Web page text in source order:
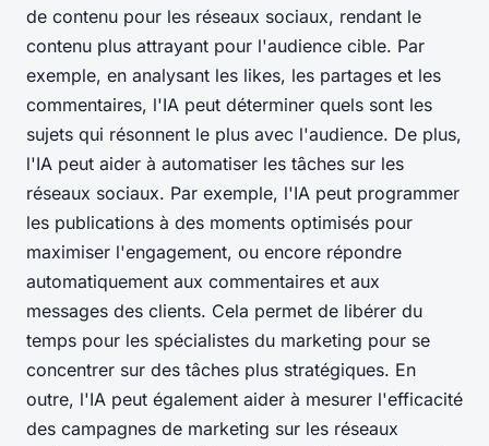
de contenu pour les réseaux sociaux, rendant le
contenu plus attrayant pour l'audience cible. Par
exemple, en analysant les likes, les partages et les
commentaires, l'IA peut déterminer quels sont les
sujets qui résonnent le plus avec l'audience. De plus,
l'IA peut aider à automatiser les tâches sur les
réseaux sociaux. Par exemple, l'IA peut programmer
les publications à des moments optimisés pour
maximiser l'engagement, ou encore répondre
automatiquement aux commentaires et aux
messages des clients. Cela permet de libérer du
temps pour les spécialistes du marketing pour se
concentrer sur des tâches plus stratégiques. En
outre, l'IA peut également aider à mesurer l'efficacité
des campagnes de marketing sur les réseaux